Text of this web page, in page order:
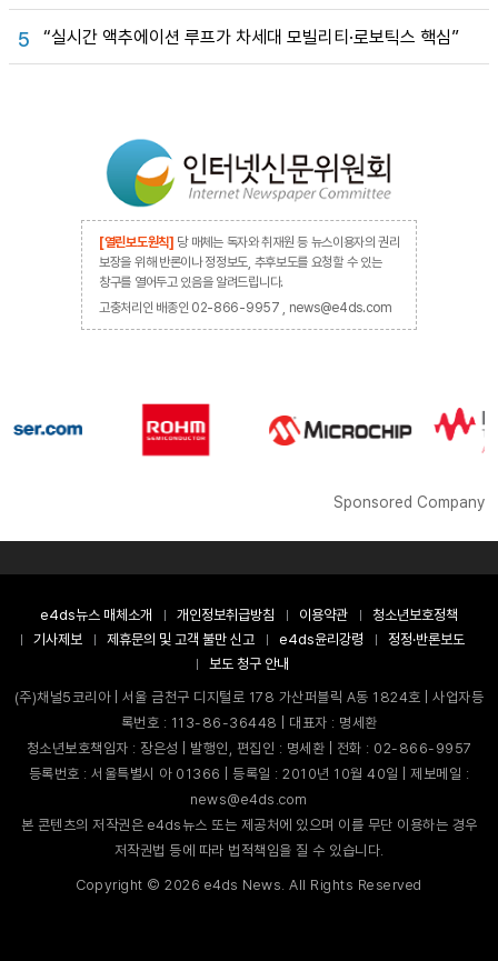
5 “실시간 액추에이션 루프가 차세대 모빌리티·로보틱스 핵심”
[열린보도원칙] 당 매체는 독자와 취재원 등 뉴스이용자의 권리
보장을 위해 반론이나 정정보도, 추후보도를 요청할 수 있는
창구를 열어두고 있음을 알려드립니다.
고충처리인 배종인 02-866-9957 , news@e4ds.com
Sponsored Company
e4ds뉴스 매체소개 개인정보취급방침 이용약관
청소년보호정책
기사제보
제휴문의 및 고객 불만 신고 e4ds윤리강령
정정·반론보도
보도 청구 안내
(주)채널5코리아 | 서울 금천구 디지털로 178 가산퍼블릭 A동 1824호 | 사업자등
록번호 : 113-86-36448 | 대표자 : 명세환
청소년보호책임자 : 장은성 | 발행인, 편집인 : 명세환 | 전화 : 02-866-9957
등록번호 : 서울특별시 아 01366 | 등록일 : 2010년 10월 40일 | 제보메일 :
news@e4ds.com
본 콘텐츠의 저작권은 e4ds뉴스 또는 제공처에 있으며 이를 무단 이용하는 경우
저작권법 등에 따라 법적책임을 질 수 있습니다.
Copyright ©2026 e4ds News. All Rights Reserved